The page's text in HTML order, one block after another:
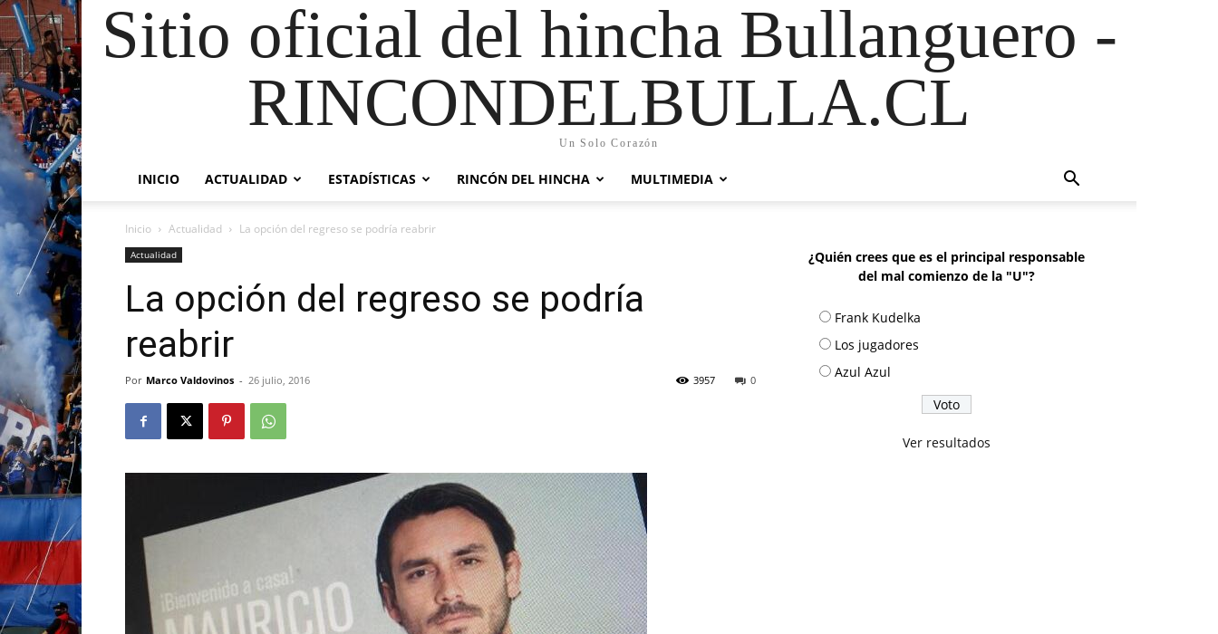
Sitio oficial del hincha Bullanguero -
RINCONDELBULLA.CL
Un Solo Corazón
INICIO ACTUALIDAD ESTADÍSTICAS RINCÓN DEL HINCHA MULTIMEDIA
Inicio Actualidad La opción del regreso se podría reabrir
Actualidad
La opción del regreso se podría
reabrir
Por Marco Valdovinos - 26 julio, 2016 0
3957
¿Quién crees que es el principal responsable
del mal comienzo de la "U"?
Frank Kudelka
Los jugadores
Azul Azul
Ver resultados